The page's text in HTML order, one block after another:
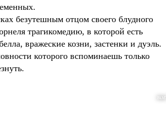
безутешным отцом своего блудного
трагикомедию, в которой есть
вражеские козни, застенки и дуэль.
которого вспоминаешь только
РАМТ